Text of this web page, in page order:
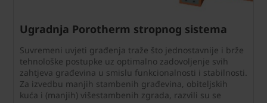
Ugradnja Porotherm stropnog sistema
Suvremeni uvjeti građenja traže što jednostavnije i brže
tehnološke postupke uz optimalno zadovoljenje svih
zahtjeva građevina u smislu funkcionalnosti i stabilnosti.
Za izvedbu manjih stambenih građevina, obiteljskih
kuća i (manjih) višestambenih zgrada, razvili su se